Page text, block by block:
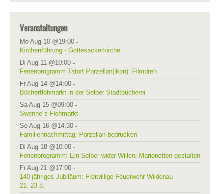
Veranstaltungen
Mo Aug 10 @19:00 -
Kirchenführung - Gottesackerkirche
Di Aug 11 @10:00 -
Ferienprogramm Tatort Porzellan(ikon): Filmdreh
Fr Aug 14 @14:00 -
Bücherflohmarkt in der Selber Stadtbücherei
Sa Aug 15 @09:00 -
Swenne´s Flohmarkt
So Aug 16 @14:30 -
Familiennachmittag: Porzellan bedrucken
Di Aug 18 @10:00 -
Ferienprogramm: Ein Selber wider Willen: Marionetten gestalten
Fr Aug 21 @17:00 -
140-jähriges Jubiläum: Freiwillige Feuerwehr Wildenau -
21.-23.8.